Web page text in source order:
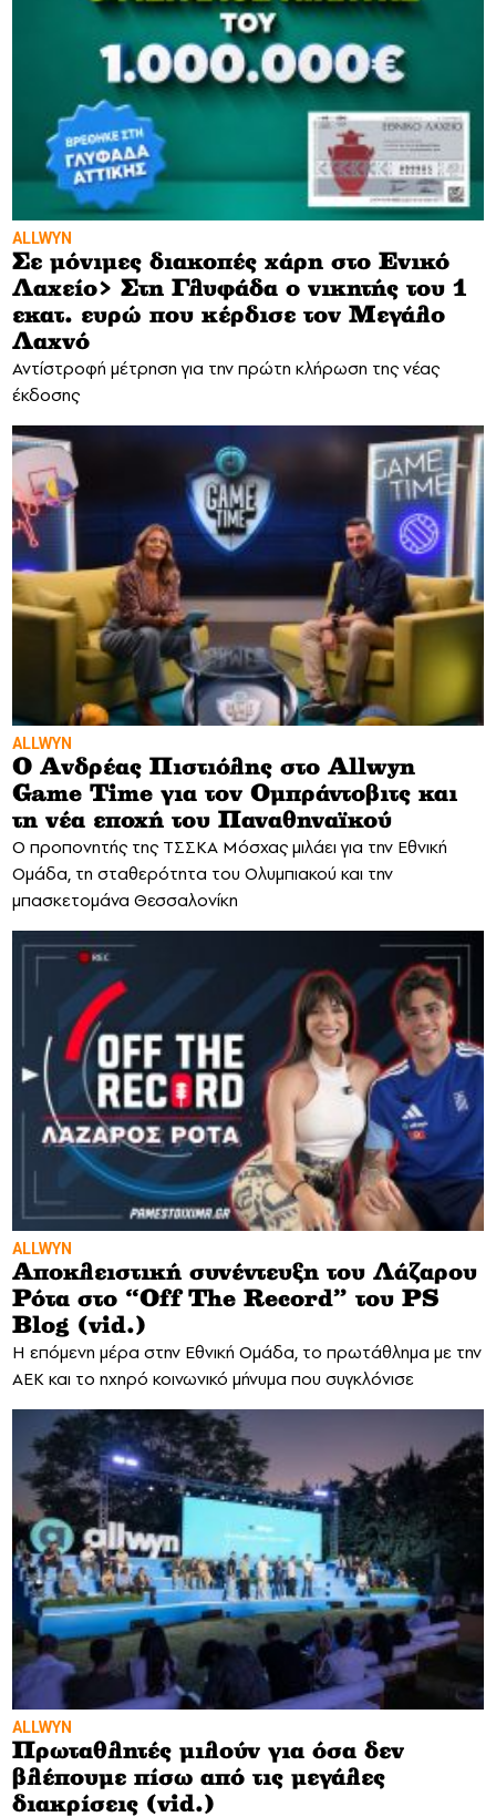
ALLWYN
Σε μόνιμες διακοπές χάρη στο Ενικό
Λαχείο> Στη Γλυφάδα ο νικητής του 1
εκατ. ευρώ που κέρδισε τον Μεγάλο
Λαχνό
Αντίστροφή μέτρηση για την πρώτη κλήρωση της νέας
έκδοσης
ALLWYN
Ο Ανδρέας Πιστιόλης στο Allwyn
Game Time για τον Ομπράντοβιτς και
τη νέα εποχή του Παναθηναϊκού
Ο προπονητής της ΤΣΣΚΑ Μόσχας μιλάει για την Εθνική
Ομάδα, τη σταθερότητα του Ολυμπιακού και την
μπασκετομάνα Θεσσαλονίκη
ALLWYN
Αποκλειστική συνέντευξη του Λάζαρου
Ρότα στο “Off The Record” του PS
Blog (vid.)
H επόμενη μέρα στην Εθνική Ομάδα, το πρωτάθλημα με την
ΑΕΚ και το ηχηρό κοινωνικό μήνυμα που συγκλόνισε
ALLWYN
Πρωταθλητές μιλούν για όσα δεν
βλέπουμε πίσω από τις μεγάλες
διακρίσεις (vid.)